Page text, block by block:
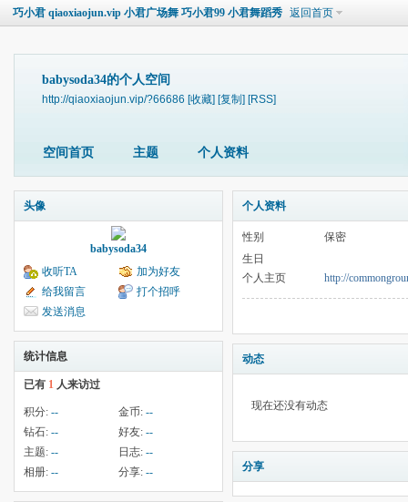
巧小君 qiaoxiaojun.vip 小君广场舞 巧小君99 小君舞蹈秀 返回首页
babysoda34的个人空间
http://qiaoxiaojun.vip/?66686 [收藏] [复制] [RSS]
空间首页 主题 个人资料
头像
babysoda34
收听TA
加为好友
给我留言
打个招呼
发送消息
统计信息
已有 1 人来访过
积分: -- 金币: --
钻石: -- 好友: --
主题: -- 日志: --
相册: -- 分享: --
个人资料
性别
保密
生日
个人主页
http://
动态
现在还没有动态
分享